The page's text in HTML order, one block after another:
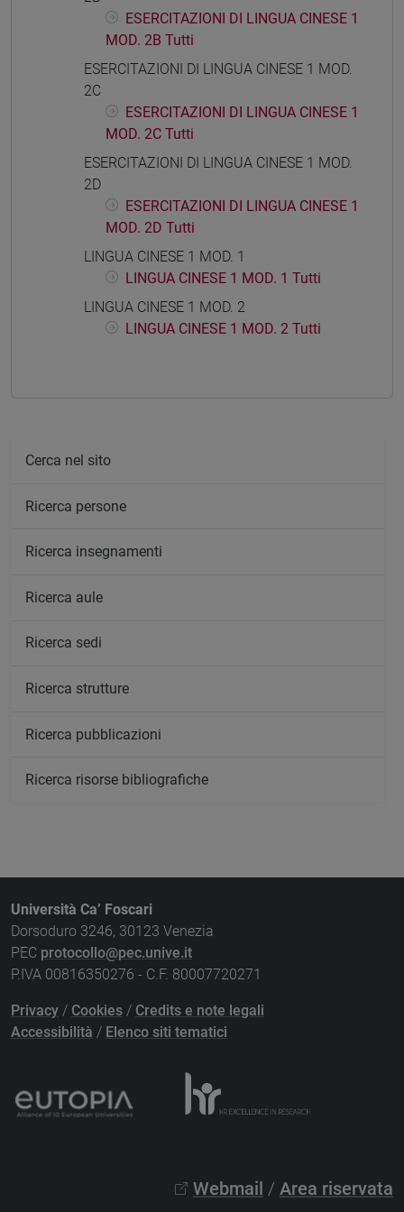
ESERCITAZIONI DI LINGUA CINESE 1
MOD. 2B Tutti
ESERCITAZIONI DI LINGUA CINESE 1 MOD.
2C
ESERCITAZIONI DI LINGUA CINESE 1
MOD. 2C Tutti
ESERCITAZIONI DI LINGUA CINESE 1 MOD.
2D
ESERCITAZIONI DI LINGUA CINESE 1
MOD. 2D Tutti
LINGUA CINESE 1 MOD. 1
LINGUA CINESE 1 MOD. 1 Tutti
LINGUA CINESE 1 MOD. 2
LINGUA CINESE 1 MOD. 2 Tutti
Cerca nel sito
Ricerca persone
Ricerca insegnamenti
Ricerca aule
Ricerca sedi
Ricerca strutture
Ricerca pubblicazioni
Ricerca risorse bibliografiche
Università Ca’ Foscari
Dorsoduro 3246, 30123 Venezia
PEC protocollo@pec.unive.it
P.IVA 00816350276 - C.F. 80007720271
Privacy / Cookies / Credits e note legali
Accessibilità / Elenco siti tematici
Webmail / Area riservata